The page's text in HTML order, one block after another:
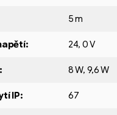
5 m
: 24, 0 V
: 8 W, 9,6 W
IP: 67